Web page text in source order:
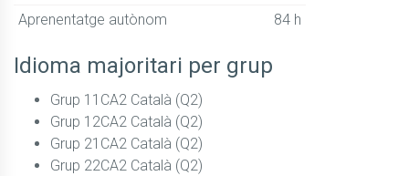
Aprenentatge autònom
84 h
Idioma majoritari per grup
Grup 11CA2 Català (Q2)
Grup 12CA2 Català (Q2)
Grup 21CA2 Català (Q2)
Grup 22CA2 Català (Q2)